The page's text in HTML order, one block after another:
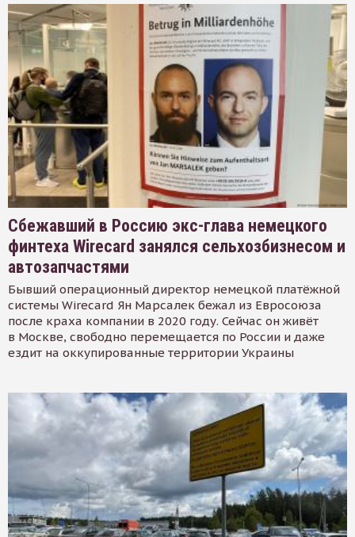
Сбежавший в Россию экс-глава немецкого
финтеха Wirecard занялся сельхозбизнесом и
автозапчастями
Бывший операционный директор немецкой платёжной
системы Wirecard Ян Марсалек бежал из Евросоюза
после краха компании в 2020 году. Сейчас он живёт
в Москве, свободно перемещается по России и даже
ездит на оккупированные территории Украины